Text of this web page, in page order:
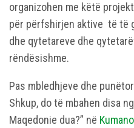
organizohen me këtë
për përfshirjen aktive të të
dhe qytetareve dhe
rëndësishme.
Pas mbledhjeve dhe
Shkup, do të mbahen disa
Maqedonie dua?” në